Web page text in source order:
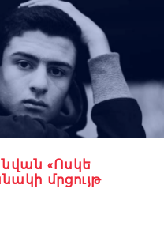
«Ոսկե
մրցույթ